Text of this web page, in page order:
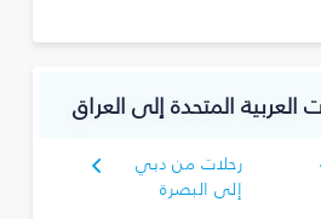
العربية المتحدة إلى العراق
رحلات من دبي
إلى البصرة‎